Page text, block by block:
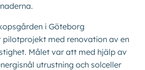
i Göteborg
med renovation av en
Målet var att med hjälp av
utrustning och solceller